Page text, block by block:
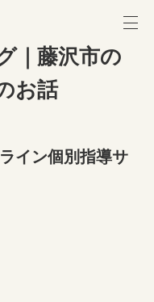
｜藤沢市の
お話
イン個別指導サ